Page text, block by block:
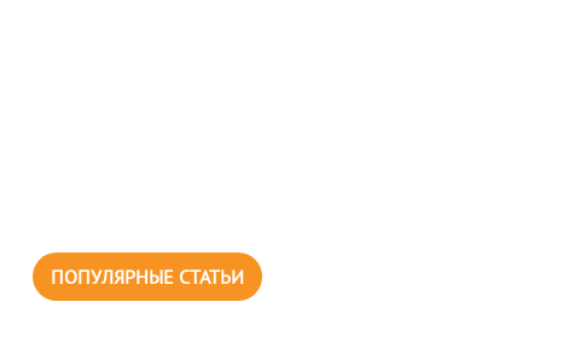
ПОПУЛЯРНЫЕ СТАТЬИ